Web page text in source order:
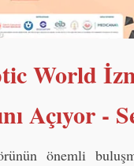
World
Açıyor -
önemli